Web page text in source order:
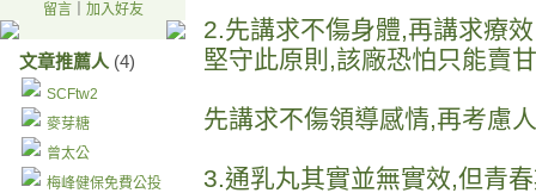
留言｜ 加入好友
文章推薦人 (4)
SCFtw2
麥芽糖
曾太公
梅峰健保免費公投
2.先講求不傷身體,再講求療
堅守此原則,該廠恐怕只能賣
先講求不傷領導感情,再考慮
3.通乳丸其實並無實效,但青